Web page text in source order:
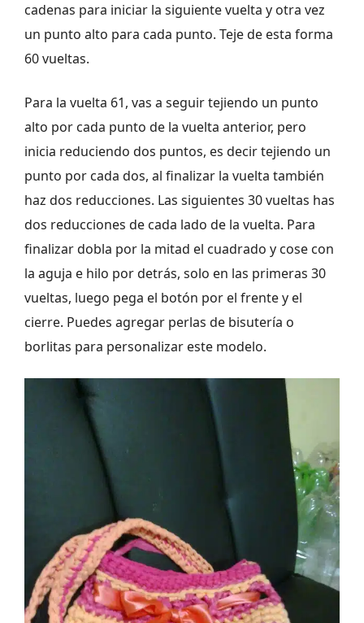
cadenas para iniciar la siguiente vuelta y otra vez
un punto alto para cada punto. Teje de esta forma
60 vueltas.
Para la vuelta 61, vas a seguir tejiendo un punto
alto por cada punto de la vuelta anterior, pero
inicia reduciendo dos puntos, es decir tejiendo un
punto por cada dos, al finalizar la vuelta también
haz dos reducciones. Las siguientes 30 vueltas has
dos reducciones de cada lado de la vuelta. Para
finalizar dobla por la mitad el cuadrado y cose con
la aguja e hilo por detrás, solo en las primeras 30
vueltas, luego pega el botón por el frente y el
cierre. Puedes agregar perlas de bisutería o
borlitas para personalizar este modelo.